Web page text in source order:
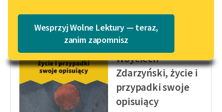
Lektury szkolne i klasyka
literatury do słuchania dla
uczennic i uczniów z
niepełnosprawnościami
Katalog w formacie PDF
Wesprzyj Wolne Lektury — teraz,
zanim zapomniszMichał Dymitr Krajewski
Woyciech
Zdarzyński, życie i
przypadki swoje
opisuiący